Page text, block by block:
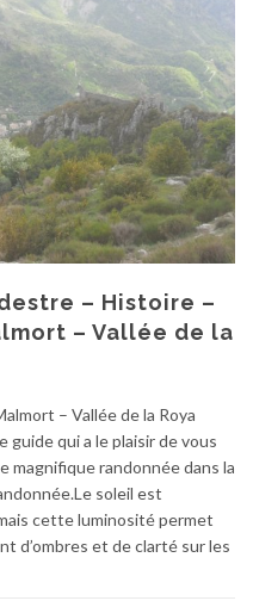
– Histoire –
– Vallée de la
– Vallée de la Roya
guide qui a le plaisir de vous
magnifique randonnée dans la
soleil est
cette luminosité permet
d’ombres et de clarté sur les